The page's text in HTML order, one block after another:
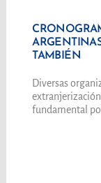
TAMBIÉN
Diversas
fundamental